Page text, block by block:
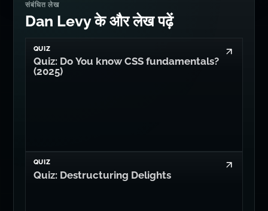
संबंधित लेख
Dan Levy के और लेख पढ़ें
QUIZ
Quiz: Do You know CSS fundamentals?
(2025)
QUIZ
Quiz: Destructuring Delights